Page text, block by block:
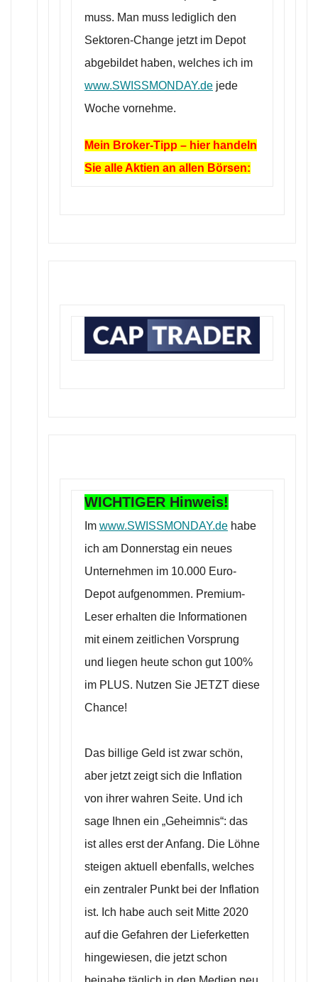
muss. Man muss lediglich den
Sektoren-Change jetzt im Depot
abgebildet haben, welches ich im
www.SWISSMONDAY.de jede
Woche vornehme.
Mein Broker-Tipp – hier handeln
Sie alle Aktien an allen Börsen:
WICHTIGER Hinweis!
Im www.SWISSMONDAY.de habe
ich am Donnerstag ein neues
Unternehmen im 10.000 Euro-
Depot aufgenommen. Premium-
Leser erhalten die Informationen
mit einem zeitlichen Vorsprung
und liegen heute schon gut 100%
im PLUS. Nutzen Sie JETZT diese
Chance!
Das billige Geld ist zwar schön,
aber jetzt zeigt sich die Inflation
von ihrer wahren Seite. Und ich
sage Ihnen ein „Geheimnis“: das
ist alles erst der Anfang. Die Löhne
steigen aktuell ebenfalls, welches
ein zentraler Punkt bei der Inflation
ist. Ich habe auch seit Mitte 2020
auf die Gefahren der Lieferketten
hingewiesen, die jetzt schon